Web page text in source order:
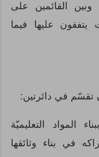
القائمين على
يتفقون عليها فيما
تقسّم في دائرتين:
المواد التعليميّة
في بناء وثائقها